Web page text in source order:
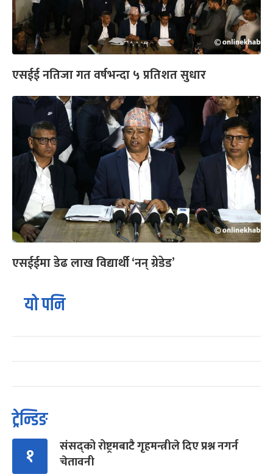
एसईई नतिजा गत वर्षभन्दा ५ प्रतिशत सुधार
एसईईमा डेढ लाख विद्यार्थी ‘नन् ग्रेडेड’
यो पनि
ट्रेन्डिङ
१
संसद्को रोष्ट्रमबाटै गृहमन्त्रीले दिए प्रश्न नगर्न
चेतावनी